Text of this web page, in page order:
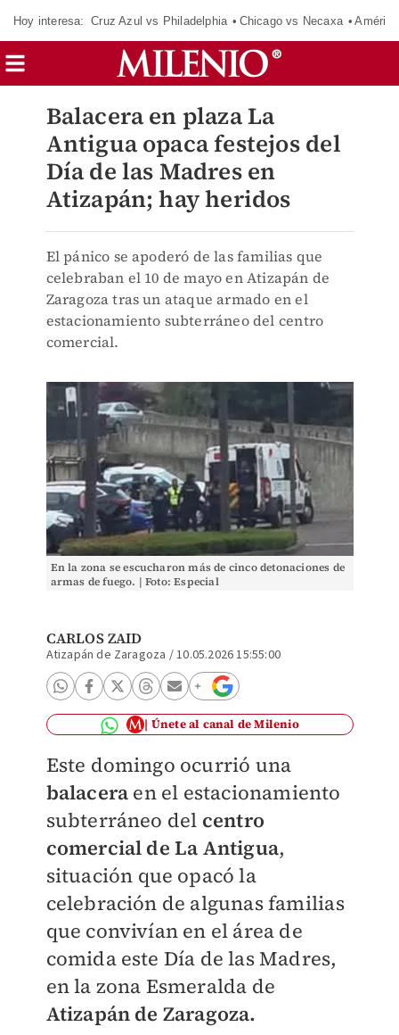
Hoy interesa: Cruz Azul vs Philadelphia Chicago vs Necaxa
Balacera en plaza La
Antigua opaca festejos del
Día de las Madres en
Atizapán; hay heridos
El pánico se apoderó de las familias que
celebraban el 10 de mayo en Atizapán de
Zaragoza tras un ataque armado en el
estacionamiento subterráneo del centro
comercial.
En la zona se escucharon más de cinco detonaciones de
armas de fuego. | Foto: Especial
CARLOS ZAID
Atizapán de Zaragoza /10.05.2026 15:55:00
Únete al canal de Milenio
Este domingo ocurrió una
balacera en el estacionamiento
subterráneo del centro
comercial de La Antigua,
situación que opacó la
celebración de algunas familias
que convivían en el área de
comida este Día de las Madres,
en la zona Esmeralda de
Atizapán de Zaragoza.